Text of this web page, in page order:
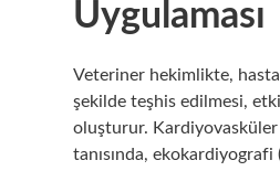
Uygulaması
Veteriner hekimlikte,
şekilde teşhis edilmesi,
oluşturur. Kardiyovasküler
tanısında,